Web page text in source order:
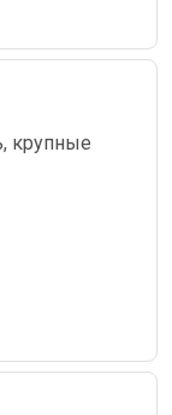
крупные